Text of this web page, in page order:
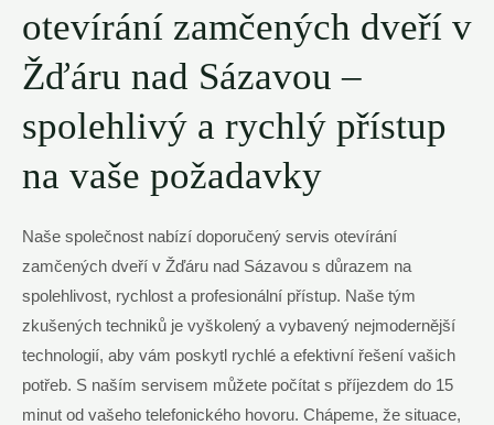
otevírání zamčených dveří v
Žďáru nad Sázavou –
spolehlivý a rychlý přístup
na vaše požadavky
Naše společnost nabízí doporučený servis otevírání
zamčených dveří v Žďáru nad Sázavou s důrazem na
spolehlivost, rychlost a profesionální přístup. Naše tým
zkušených techniků je vyškolený a vybavený nejmodernější
technologií, aby vám poskytl rychlé a efektivní řešení vašich
potřeb. S naším servisem můžete počítat s příjezdem do 15
minut od vašeho telefonického hovoru. Chápeme, že situace,